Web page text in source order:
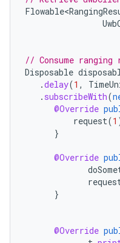
// Consume
Disposable
.delay(1 ,
. subscribeWith(
@Override
request(1
}
@Override
}
@Override